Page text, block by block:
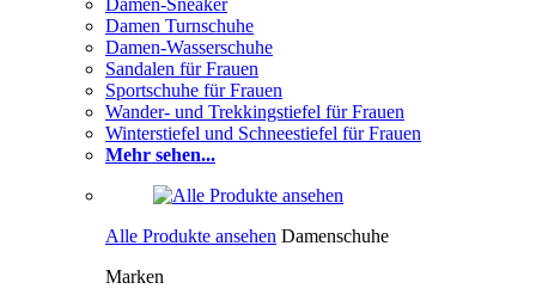
Damen-Sneaker
Damen Turnschuhe
Damen-Wasserschuhe
Sandalen für Frauen
Sportschuhe für Frauen
Wander- und Trekkingstiefel für Frauen
Winterstiefel und Schneestiefel für Frauen
Mehr sehen...
Alle Produkte ansehen Damenschuhe
Marken